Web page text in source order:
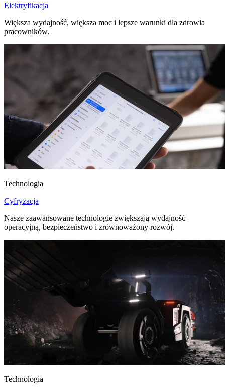
Elektryfikacja
Większa wydajność, większa moc i lepsze warunki dla zdrowia
pracowników.
Technologia
Cyfryzacja
Nasze zaawansowane technologie zwiększają wydajność
operacyjną, bezpieczeństwo i zrównoważony rozwój.
Technologia